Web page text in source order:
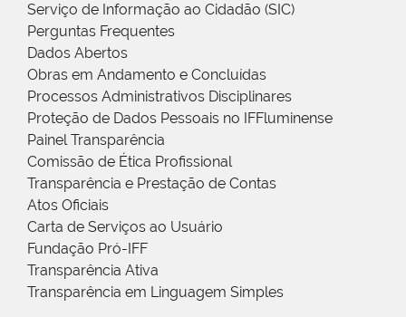
Serviço de Informação ao Cidadão (SIC)
Perguntas Frequentes
Dados Abertos
Obras em Andamento e Concluídas
Processos Administrativos Disciplinares
Proteção de Dados Pessoais no IFFluminense
Painel Transparência
Comissão de Ética Profissional
Transparência e Prestação de Contas
Atos Oficiais
Carta de Serviços ao Usuário
Fundação Pró-IFF
Transparência Ativa
Transparência em Linguagem Simples